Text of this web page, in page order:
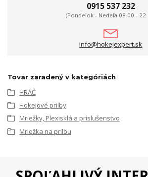
0915 537 232
(Pondelok - Nedeľa 08.00 -
info@hokejexpert.sk
Tovar zaradený v kategóriách
HRÁČ
Hokejové prilby
Mriežky, Plexisklá a príslušenstvo
Mriežka na prilbu